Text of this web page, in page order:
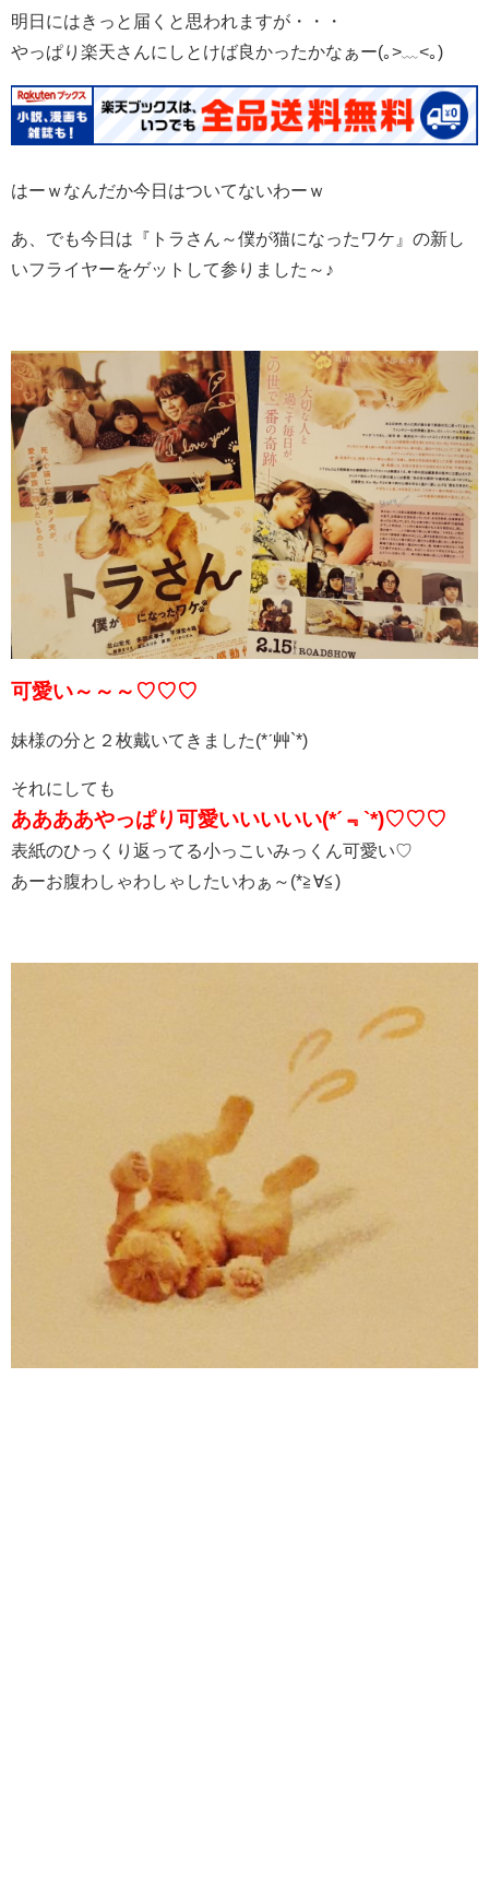
明日にはきっと届くと思われますが・・・
やっぱり楽天さんにしとけば良かったかなぁー(｡>﹏<｡)
はーｗなんだか今日はついてないわーｗ
あ、でも今日は『トラさん～僕が猫になったワケ』の新し
いフライヤーをゲットして参りました～♪
可愛い～～～♡♡♡
妹様の分と２枚戴いてきました(*ˊ艸`*)
それにしても
ああああやっぱり可愛いいいいい(*ˊ﹃`*)♡♡♡
表紙のひっくり返ってる小っこいみっくん可愛い♡
あーお腹わしゃわしゃしたいわぁ～(*≧∀≦)